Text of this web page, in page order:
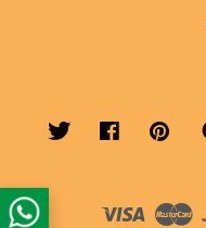
Twitter Facebook
Visa